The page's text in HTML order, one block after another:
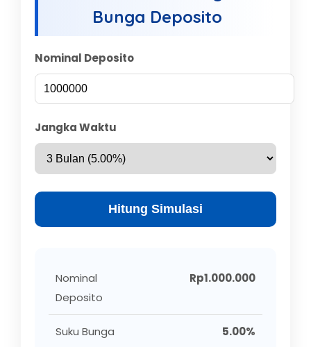
Bunga Deposito
Nominal Deposito
Jangka Waktu
Hitung Simulasi
Nominal
Deposito
Rp1.000.000
Suku Bunga 5.00%